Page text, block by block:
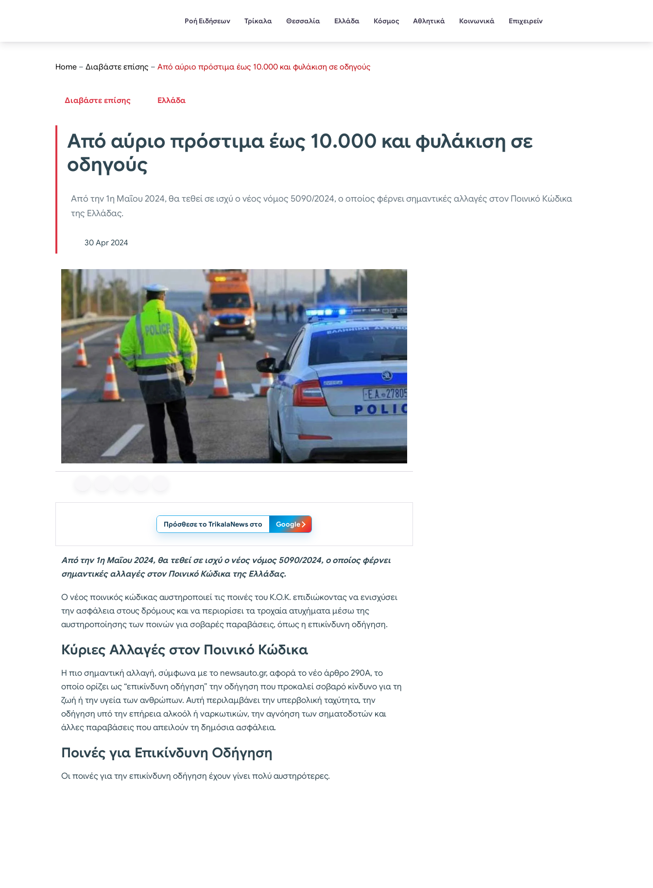
Ροή Ειδήσεων Τρίκαλα Θεσσαλία Ελλάδα Κόσμος Αθλητικά Κοινωνικά Επιχειρείν
Home – Διαβάστε επίσης – Από αύριο πρόστιμα έως 10.000 και φυλάκιση σε οδηγούς
Διαβάστε επίσης Ελλάδα
Από αύριο πρόστιμα έως 10.000 και φυλάκιση σε
οδηγούς
Από την 1η Μαΐου 2024, θα τεθεί σε ισχύ ο νέος νόμος 5090/2024, ο οποίος φέρνει σημαντικές αλλαγές στον Ποινικό Κώδικα
της Ελλάδας.
30 Apr 2024
Πρόσθεσε το TrikalaNews στο Google
Από την 1η Μαΐου 2024, θα τεθεί σε ισχύ ο νέος νόμος 5090/2024, ο οποίος φέρνει
σημαντικές αλλαγές στον Ποινικό Κώδικα της Ελλάδας.
Ο νέος ποινικός κώδικας αυστηροποιεί τις ποινές του Κ.Ο.Κ. επιδιώκοντας να ενισχύσει
την ασφάλεια στους δρόμους και να περιορίσει τα τροχαία ατυχήματα μέσω της
αυστηροποίησης των ποινών για σοβαρές παραβάσεις, όπως η επικίνδυνη οδήγηση.
Κύριες Αλλαγές στον Ποινικό Κώδικα
Η πιο σημαντική αλλαγή, σύμφωνα με το newsauto.gr, αφορά το νέο άρθρο 290Α, το
οποίο ορίζει ως “επικίνδυνη οδήγηση” την οδήγηση που προκαλεί σοβαρό κίνδυνο για τη
ζωή ή την υγεία των ανθρώπων. Αυτή περιλαμβάνει την υπερβολική ταχύτητα, την
οδήγηση υπό την επήρεια αλκοόλ ή ναρκωτικών, την αγνόηση των σηματοδοτών και
άλλες παραβάσεις που απειλούν τη δημόσια ασφάλεια.
Ποινές για Επικίνδυνη Οδήγηση
Οι ποινές για την επικίνδυνη οδήγηση έχουν γίνει πολύ αυστηρότερες.